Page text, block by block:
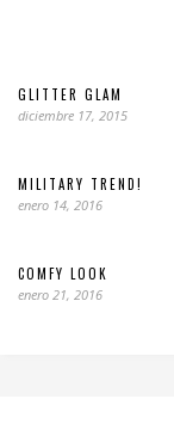
GLITTER GLAM
diciembre 17, 2015
MILITARY TREND!
enero 14, 2016
COMFY LOOK
enero 21, 2016